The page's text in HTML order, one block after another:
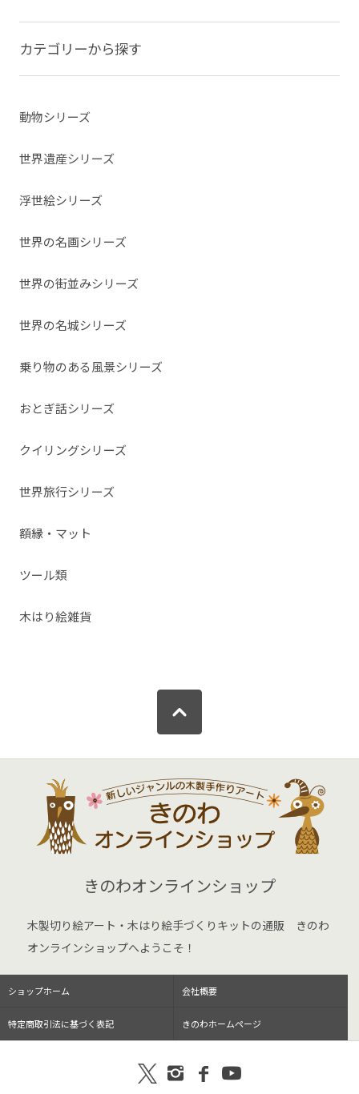
カテゴリーから探す
動物シリーズ
世界遺産シリーズ
浮世絵シリーズ
世界の名画シリーズ
世界の街並みシリーズ
世界の名城シリーズ
乗り物のある風景シリーズ
おとぎ話シリーズ
クイリングシリーズ
世界旅行シリーズ
額縁・マット
ツール類
木はり絵雑貨
きのわオンラインショップ
木製切り絵アート・木はり絵手づくりキットの通販 きのわ
オンラインショップへようこそ！
ショップホーム 会社概要
特定商取引法に基づく表記 きのわホームページ